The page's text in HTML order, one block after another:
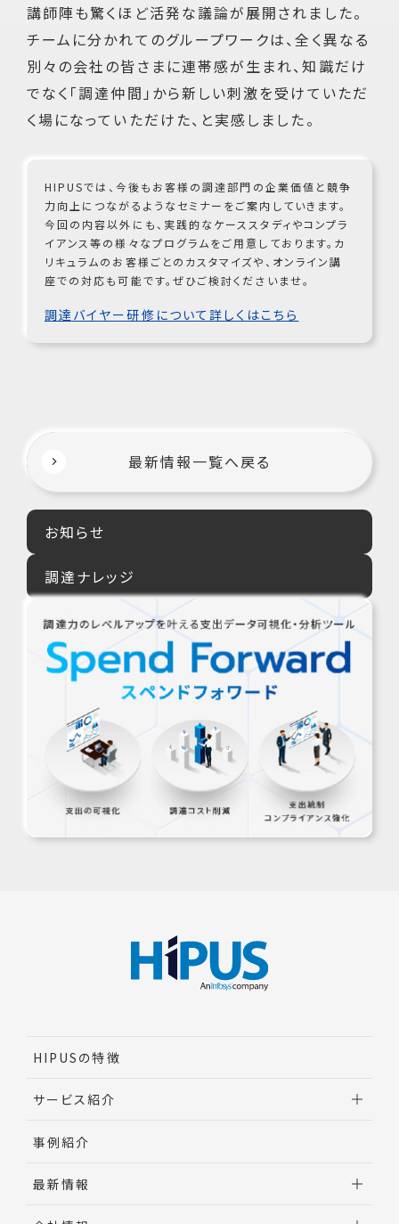
講師陣も驚くほど活発な議論が展開されました。
チームに分かれてのグループワークは、全く異なる
別々の会社の皆さまに連帯感が生まれ、知識だけ
でなく「調達仲間」から新しい刺激を受けていただ
く場になっていただけた、と実感しました。
HIPUSでは、今後もお客様の調達部門の企業価値と競争
力向上につながるようなセミナーをご案内していきます。
今回の内容以外にも、実践的なケーススタディやコンプラ
イアンス等の様々なプログラムをご用意しております。カ
リキュラムのお客様ごとのカスタマイズや、オンライン講
座での対応も可能です。ぜひご検討くださいませ。
調達バイヤー研修について詳しくはこちら
最新情報一覧へ戻る
お知らせ
調達ナレッジ
HIPUSの特徴
サービス紹介
調達AI・DX
事例紹介
最新情報
お知らせ